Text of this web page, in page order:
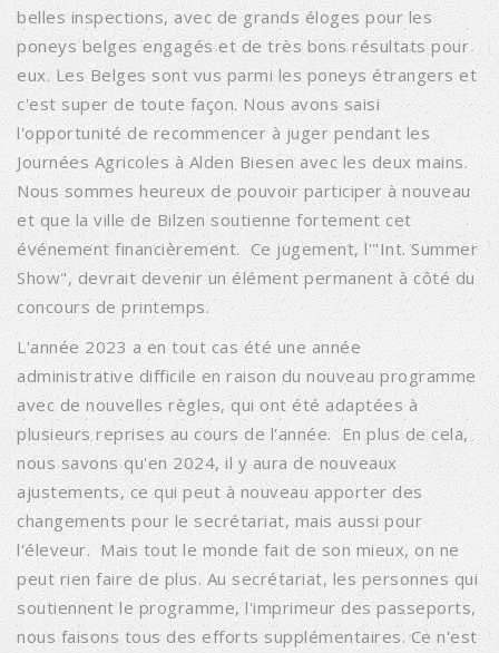
belles inspections, avec de grands éloges pour les
poneys belges engagés et de très bons résultats pour
eux. Les Belges sont vus parmi les poneys étrangers et
c'est super de toute façon. Nous avons saisi
l'opportunité de recommencer à juger pendant les
Journées Agricoles à Alden Biesen avec les deux mains.
Nous sommes heureux de pouvoir participer à nouveau
et que la ville de Bilzen soutienne fortement cet
événement financièrement. Ce jugement, l'"Int. Summer
Show", devrait devenir un élément permanent à côté du
concours de printemps.
L'année 2023 a en tout cas été une année
administrative difficile en raison du nouveau programme
avec de nouvelles règles, qui ont été adaptées à
plusieurs reprises au cours de l'année. En plus de cela,
nous savons qu'en 2024, il y aura de nouveaux
ajustements, ce qui peut à nouveau apporter des
changements pour le secrétariat, mais aussi pour
l'éleveur. Mais tout le monde fait de son mieux, on ne
peut rien faire de plus. Au secrétariat, les personnes qui
soutiennent le programme, l'imprimeur des passeports,
nous faisons tous des efforts supplémentaires. Ce n'est